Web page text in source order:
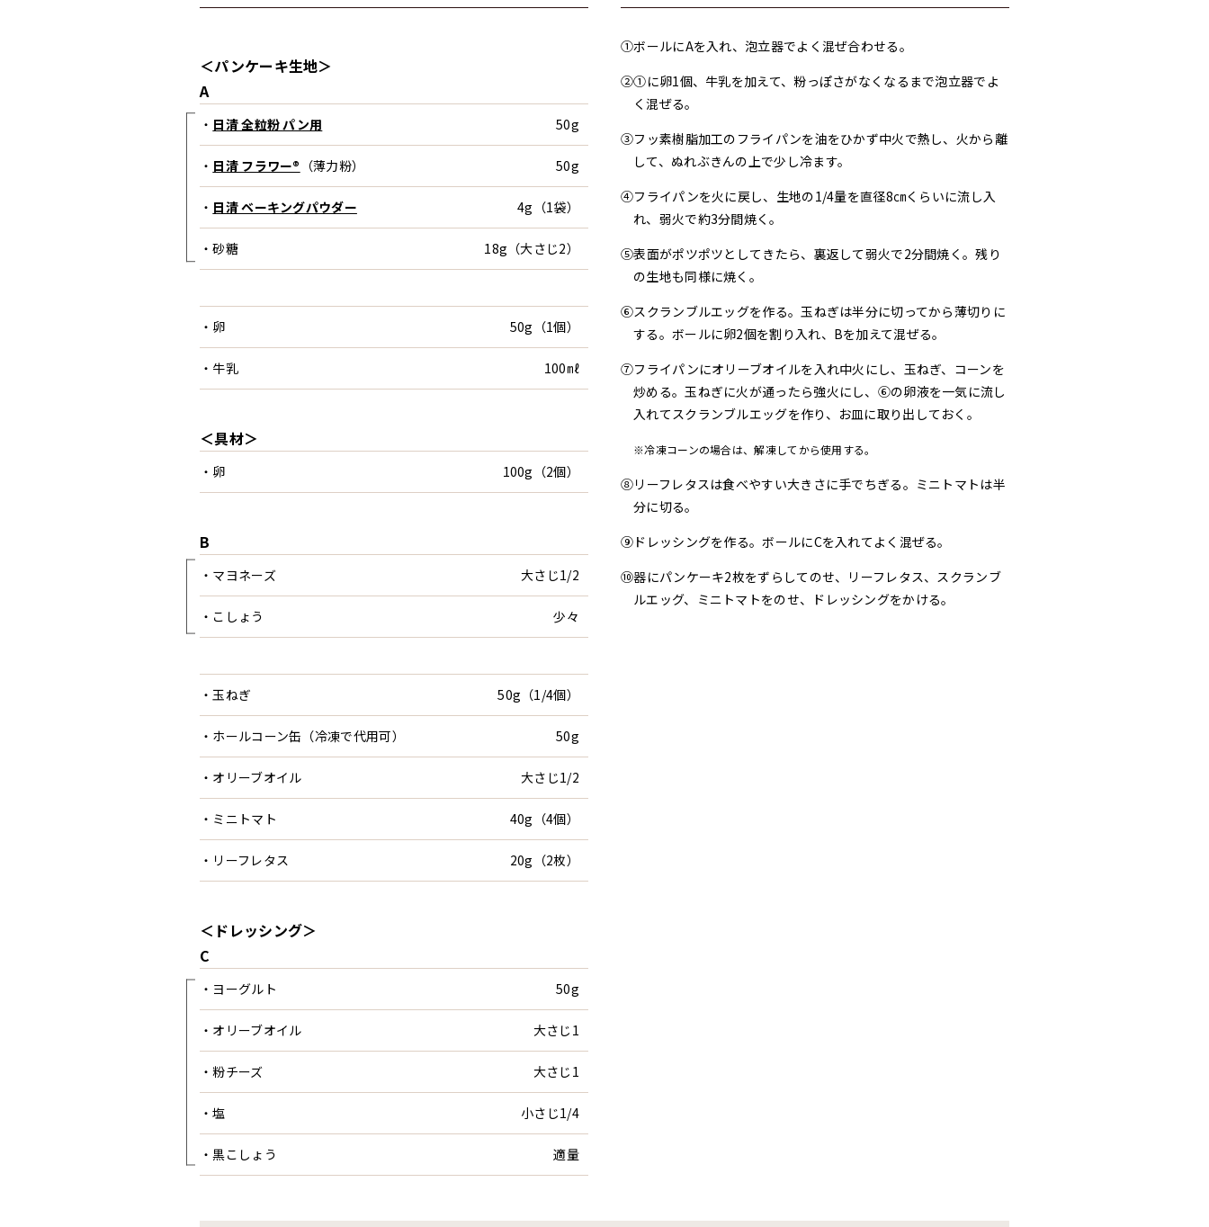
＜パンケーキ生地＞
A
・ 日清 全粒粉 パン用 50g
・ 日清 フラワー® （薄力粉） 50g
・ 日清 ベーキングパウダー 4g（1袋）
・砂糖 18g（大さじ2）
・卵 50g（1個）
・牛乳 100㎖
＜具材＞
・卵 100g（2個）
B
・マヨネーズ 大さじ1/2
・こしょう 少々
・玉ねぎ 50g（1/4個）
・ホールコーン缶（冷凍で代用可） 50g
・オリーブオイル 大さじ1/2
・ミニトマト 40g（4個）
・リーフレタス 20g（2枚）
＜ドレッシング＞
C
・ヨーグルト 50g
・オリーブオイル 大さじ1
・粉チーズ 大さじ1
・塩 小さじ1/4
・黒こしょう 適量
①ボールにAを入れ、泡立器でよく混ぜ合わせる。
②①に卵1個、牛乳を加えて、粉っぽさがなくなるまで泡立器でよ
く混ぜる。
③フッ素樹脂加工のフライパンを油をひかず中火で熱し、火から離
して、ぬれぶきんの上で少し冷ます。
④フライパンを火に戻し、生地の1/4量を直径8㎝くらいに流し入
れ、弱火で約3分間焼く。
⑤表面がポツポツとしてきたら、裏返して弱火で2分間焼く。残り
の生地も同様に焼く。
⑥スクランブルエッグを作る。玉ねぎは半分に切ってから薄切りに
する。ボールに卵2個を割り入れ、Bを加えて混ぜる。
⑦フライパンにオリーブオイルを入れ中火にし、玉ねぎ、コーンを
炒める。玉ねぎに火が通ったら強火にし、⑥の卵液を一気に流し
入れてスクランブルエッグを作り、お皿に取り出しておく。
※冷凍コーンの場合は、解凍してから使用する。
⑧リーフレタスは食べやすい大きさに手でちぎる。ミニトマトは半
分に切る。
⑨ドレッシングを作る。ボールにCを入れてよく混ぜる。
⑩器にパンケーキ2枚をずらしてのせ、リーフレタス、スクランブ
ルエッグ、ミニトマトをのせ、ドレッシングをかける。